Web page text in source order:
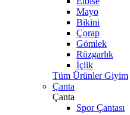
Mayo
Bikini
Çorap
Gömlek
Rüzgarlık
İçlik
Tüm Ürünler Giyim
Çanta
Çanta
Spor Çantası